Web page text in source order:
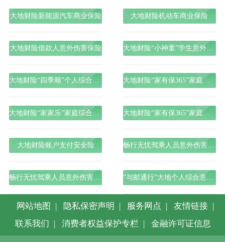
大地财险新能源汽车商业保险 大地财险机动车商业保险
大地财险借款人意外伤害保险 大地财险“小神童”学生意外伤害保险
大地财险“四季顺”个人综合意外保险 大地财险“家有保365”家庭财产险综合保险
大地财险账户支付安全险 畅行无忧驾乘人员意外伤害保险组合C款
畅行无忧驾乘人员意外伤害保险组合A款 “与邮通行”大地个人综合意外险
网站地图 | 隐私保密声明 | 服务网点 | 友情链接 |
联系我们 | 消费者权益保护专栏 | 金融许可证信息